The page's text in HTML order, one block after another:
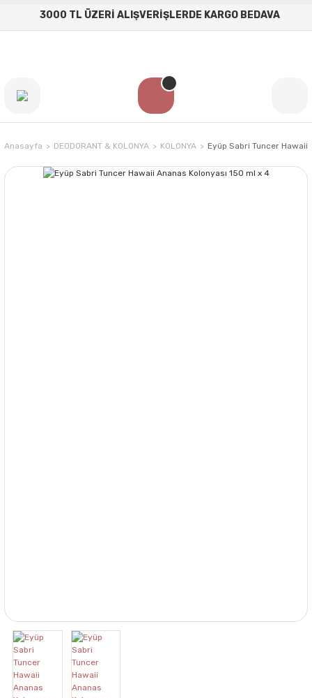
3000 TL ÜZERİ ALIŞVERİŞLERDE KARGO BEDAVA
Anasayfa DEODORANT & KOLONYA KOLONYA Eyüp Sabri Tuncer Hawaii